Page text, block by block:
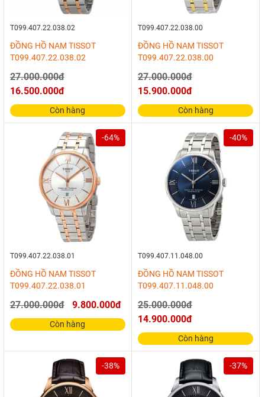
T099.407.22.038.02
ĐỒNG HỒ NAM TISSOT
T099.407.22.038.02
27.000.000đ
16.500.000đ
Còn hàng
T099.407.22.038.00
ĐỒNG HỒ NAM TISSOT
T099.407.22.038.00
27.000.000đ
15.900.000đ
Còn hàng
-64%
T099.407.22.038.01
ĐỒNG HỒ NAM TISSOT
T099.407.22.038.01
27.000.000đ 9.800.000đ
Còn hàng
-40%
T099.407.11.048.00
ĐỒNG HỒ NAM TISSOT
T099.407.11.048.00
25.000.000đ
14.900.000đ
Còn hàng
-38% -37%